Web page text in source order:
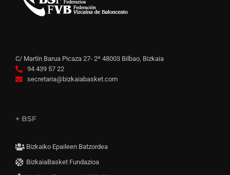
C/ Martín Barua Picaza 27- 2º 48003 Bilbao, Bizkaia
94 439 57 22
secretaria@bizkaiabasket.com
+ BSF
Bizkaiko Epaileen Batzordea
BizkaiaBasket Fundazioa